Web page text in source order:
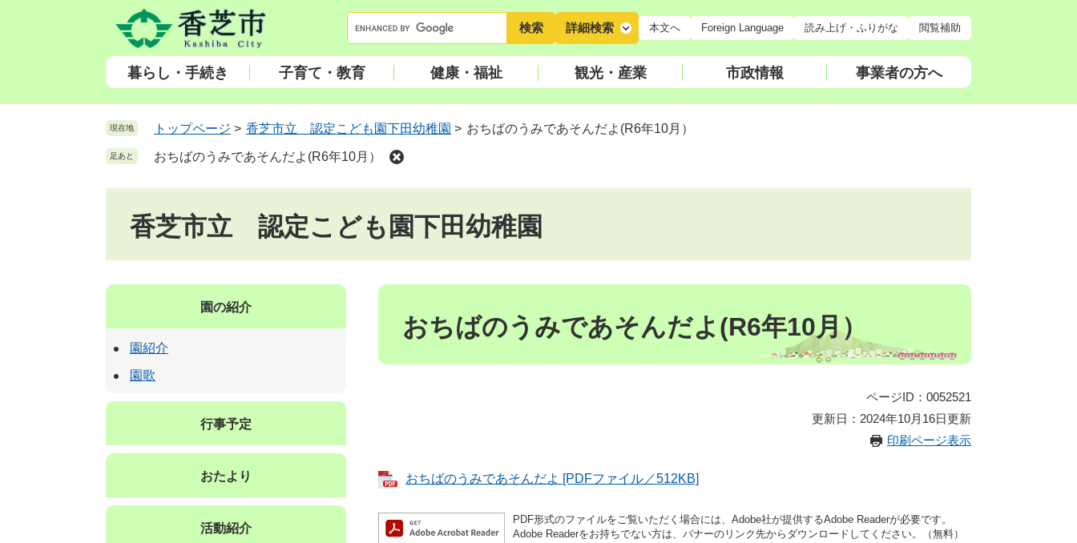
頭
飛
ー
ワ
ー
索
詳細検索 本文へ Foreign Language 読み上げ・ふりがな 閲覧補助
暮らし・手続き 子育て・教育 健康・福祉 観光・産業 市政情報 事業者の方へ
現在地 トップページ > 香芝市立 認定こども園下田幼稚園 > おちばのうみであそんだよ(R6年10月）
足あと おちばのうみであそんだよ(R6年10月）
香芝市立 認定こども園下田幼稚園
本
おちばのうみであそんだよ(R6年10月）
ページID：0052521
更新日：2024年10月16日更新
印刷ページ表示
おちばのうみであそんだよ [PDFファイル／512KB]
PDF形式のファイルをご覧いただく場合には、Adobe社が提供するAdobe Readerが必要です。
Adobe Readerをお持ちでない方は、バナーのリンク先からダウンロードしてください。（無料）
園の紹介
園紹介
園歌
行事予定
おたより
活動紹介